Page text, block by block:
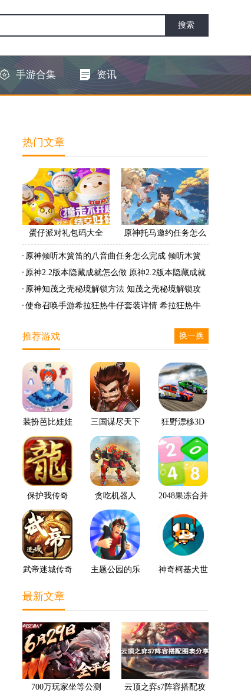
手游合集 资讯
热门文章
蛋仔派对礼包码大全
2022 蛋仔派对礼包码怎
么兑换
原神托马邀约任务怎么
做 原神托马邀约任务怎
么完成
原神倾听木簧笛的八音曲任务怎么完成 倾听木簧
笛的八音曲任务攻略
原神2.2版本隐藏成就怎么做 原神2.2版本隐藏成就
有哪些
原神知茂之壳秘境解锁方法 知茂之壳秘境解锁攻
略使命召唤手游希拉狂热牛仔套装详情 希拉狂热牛
推荐游戏 换一换
装扮芭比娃娃 三国谋尽天下 狂野漂移3D
保护我传奇 贪吃机器人 2048果冻合并
武帝迷城传奇
主题公园的乐
神奇柯基犬世
最新文章
700万玩家坐等公测
云顶之弈s7阵容搭配攻